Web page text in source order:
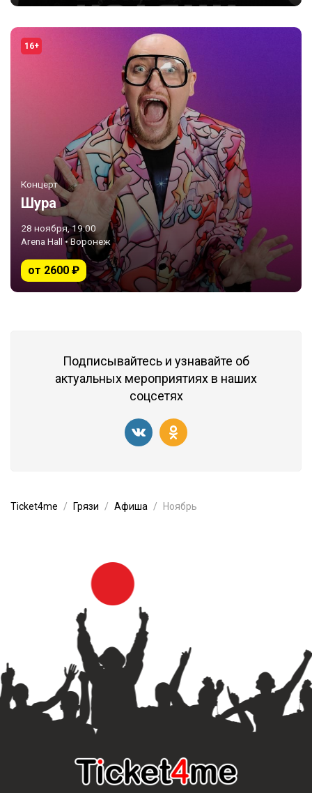
16+
Концерт
Шура
28 ноября, 19:00
Arena Hall • Воронеж
от 2600 ₽
Подписывайтесь и узнавайте об
актуальных мероприятиях в наших
соцсетях
Ticket4me Грязи Афиша Ноябрь